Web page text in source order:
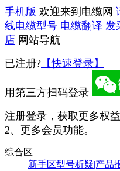
手机版 欢迎来到电缆网
线电缆型号 电缆翻译 发
店 网站导航
已注册? 【快速登录】
用第三方扫码登录
注册登录，获取更多权益
2、更多会员功能。
综合区
新手区型号析疑|产品